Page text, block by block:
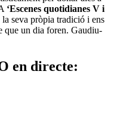
‘Escenes quotidianes V i
seva pròpia tradició i ens
que un dia foren. Gaudiu-
en directe: